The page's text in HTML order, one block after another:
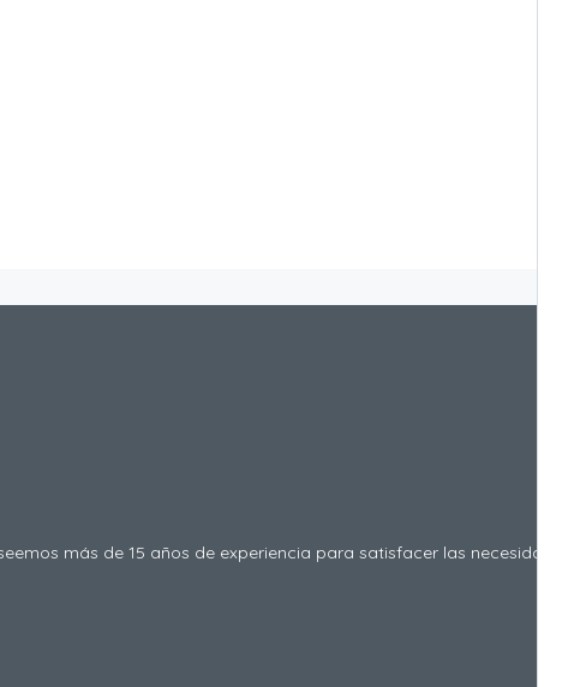
más de 15 años de experiencia para satisfacer las necesidades